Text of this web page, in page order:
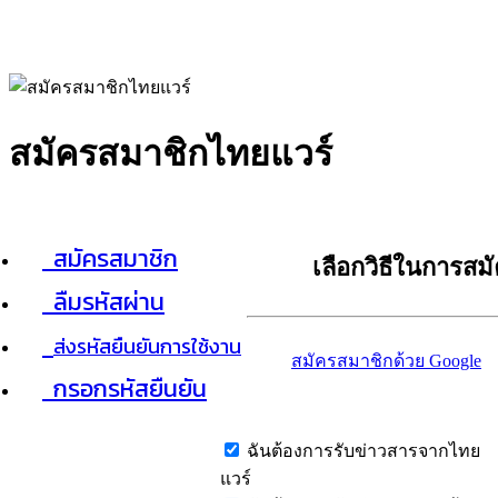
สมัครสมาชิกไทยแวร์
สมัครสมาชิก
ลืมรหัสผ่าน
ส่งรหัสยืนยันการใช้งาน
กรอกรหัสยืนยัน
เลือกวิธีในการส
สมัครสมาชิกด้วย Google
ฉันต้องการรับข่าวสารจากไทย
แวร์